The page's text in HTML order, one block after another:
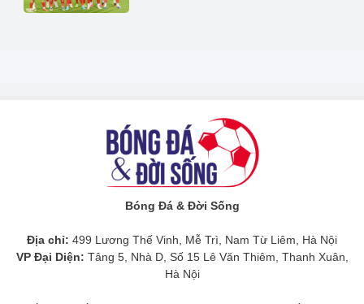
Bóng Đá & Đời Sống
Địa chỉ: 499 Lương Thế Vinh, Mễ Trì, Nam Từ Liêm, Hà Nội
VP Đại Diện: Tâng 5, Nhà D, Số 15 Lê Văn Thiêm, Thanh Xuân,
Hà Nội